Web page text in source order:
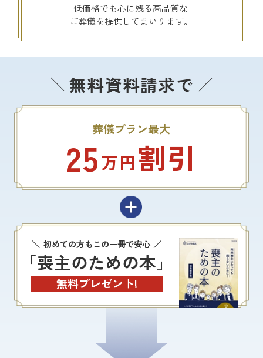
低価格でも心に残る高品質な
ご葬儀を提供してまいります。
無料資料請求で
葬儀プラン最大
25万円割引
初めての方もこの一冊で安心
「喪主のための本」
無料プレゼント!